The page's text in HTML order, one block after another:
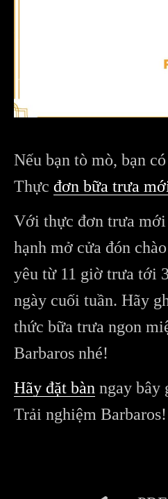
Nếu bạn tò mò, bạn
Thực đơn bữa trưa
Với thực đơn trưa mới
hạnh mở cửa đón
yêu từ 11 giờ trưa tới
ngày cuối tuần. Hãy
thức bữa trưa ngon
Barbaros nhé!
Hãy đặt bàn ngay bây
Trải nghiệm Barbaros!